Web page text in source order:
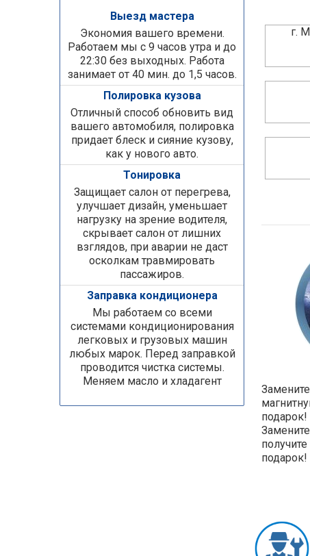
Выезд мастера
Экономия вашего времени.
Работаем мы с 9 часов утра и до
22:30 без выходных. Работа
занимает от 40 мин. до 1,5 часов.
Полировка кузова
Отличный способ обновить вид
вашего автомобиля, полировка
придает блеск и сияние кузову,
как у нового авто.
Тонировка
Защищает салон от перегрева,
улучшает дизайн, уменьшает
нагрузку на зрение водителя,
скрывает салон от лишних
взглядов, при аварии не даст
осколкам травмировать
пассажиров.
Заправка кондиционера
Мы работаем со всеми
системами кондиционирования
легковых и грузовых машин
любых марок. Перед заправкой
проводится чистка системы.
Меняем масло и хладагент
г.
подарок!
подарок!